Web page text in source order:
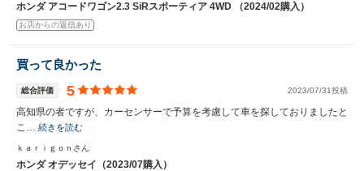
ホンダ アコードワゴン2.3 SiRスポーティア 4WD （2024/02購入）
お店からの返信あり
買って良かった
総合評価 5 2023/07/31投稿
高知県の者ですが、カーセンサーで予算を考慮して車を探しておりましたと
こ… 続きを読む
ｋａｒｉｇｏｎさん
ホンダ オデッセイ（2023/07購入）